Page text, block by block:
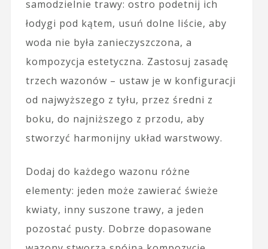
samodzielnie trawy: ostro podetnij ich
łodygi pod kątem, usuń dolne liście, aby
woda nie była zanieczyszczona, a
kompozycja estetyczna. Zastosuj zasadę
trzech wazonów – ustaw je w konfiguracji
od najwyższego z tyłu, przez średni z
boku, do najniższego z przodu, aby
stworzyć harmonijny układ warstwowy.
Dodaj do każdego wazonu różne
elementy: jeden może zawierać świeże
kwiaty, inny suszone trawy, a jeden
pozostać pusty. Dobrze dopasowane